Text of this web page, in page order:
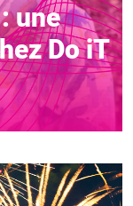
une
Do iT